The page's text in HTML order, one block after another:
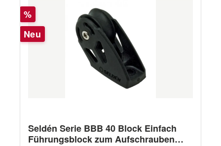
Serie BBB 40 Block Einfach
Decksdurchführung (40mm) Artikelnummer
Hersteller 404-101-22 Scheibendurchmesser
(nicht im Lieferumfang enthalten) Andere
Rabatt
%
Neu
Seldén Serie BBB 40 Block Einfach
Führungsblock zum Aufschrauben